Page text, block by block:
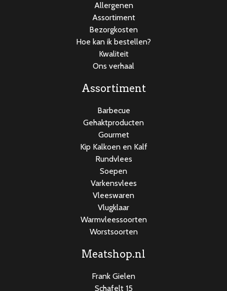
Allergenen
Assortiment
Bezorgkosten
Hoe kan ik bestellen?
Kwaliteit
Ons verhaal
Assortiment
Barbecue
Gehaktproducten
Gourmet
Kip Kalkoen en Kalf
Rundvlees
Soepen
Varkensvlees
Vleeswaren
Vlugklaar
Warmvleessoorten
Worstsoorten
Meatshop.nl
Frank Gielen
Schafelt 15